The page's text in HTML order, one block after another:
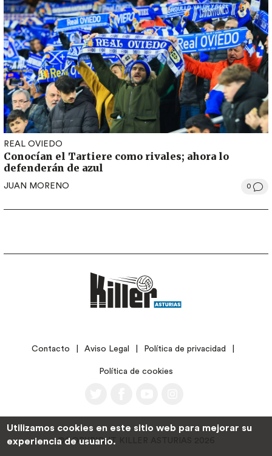
REAL OVIEDO
Conocían el Tartiere como rivales; ahora lo
defenderán de azul
JUAN MORENO 0
LEGALContacto Aviso Legal Política de privacidad
Política de cookies
©COPYRIGHT KILLER ASTURIAS 2026
Utilizamos cookies en este sitio web para mejorar su
experiencia de usuario.